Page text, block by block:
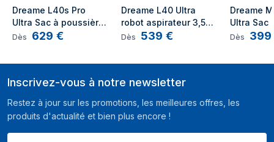
Dreame L40s Pro
Ultra Sac à poussière
Noir
Dès 629 €
Dreame L40 Ultra
robot aspirateur 3,5 L
Sac à poussière
Dès 539 €
Dreame
Ultra Sac
Blanc
Dès 399
Inscrivez-vous à notre newsletter
Restez à jour sur les promotions, les meilleures offres, les
produits d'actualité et bien plus encore !